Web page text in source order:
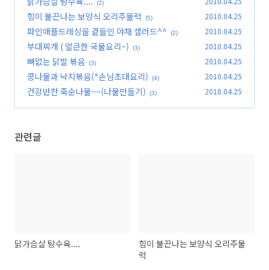
(2)
힘이 불끈나는 보양식 오리주물럭 (5) 2010.04.25
파인애플드레싱을 곁들인 야채 샐러드^^ (2) 2010.04.25
부대찌개 ( 얼큰한 국물요리~) (3) 2010.04.25
뼈없는 닭발 볶음 (3) 2010.04.25
콩나물과 낙지볶음(*손님초대요리) (4) 2010.04.25
건강반찬 죽순나물~~(나물만들기) (3) 2010.04.25
관련글
닭가슴살 탕수육....
힘이 불끈나는 보양식 오리주물
럭